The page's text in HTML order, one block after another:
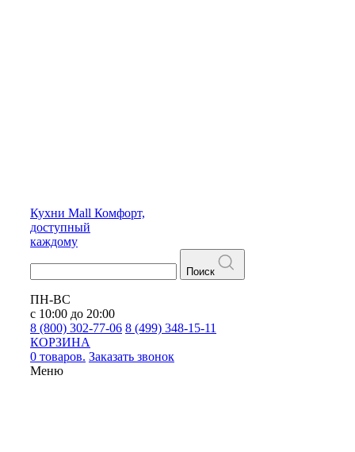
Кухни Mall Комфорт,
доступный
каждому
Поиск
ПН-ВС
с 10:00 до 20:00
8 (800) 302-77-06 8 (499) 348-15-11
КОРЗИНА
0 товаров. Заказать звонок
Меню